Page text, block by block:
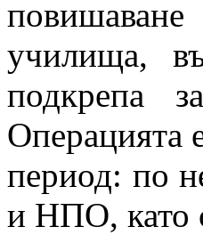
повишаване
училища,
подкрепа
Операцията
период: по
и НПО, като